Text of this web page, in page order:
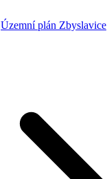
Územní plán Zbyslavice